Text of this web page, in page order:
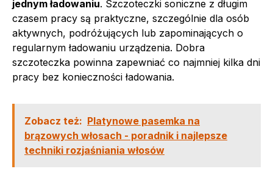
jednym ładowaniu. Szczoteczki soniczne z długim
czasem pracy są praktyczne, szczególnie dla osób
aktywnych, podróżujących lub zapominających o
regularnym ładowaniu urządzenia. Dobra
szczoteczka powinna zapewniać co najmniej kilka dni
pracy bez konieczności ładowania.
Zobacz też: Platynowe pasemka na
brązowych włosach - poradnik i najlepsze
techniki rozjaśniania włosów